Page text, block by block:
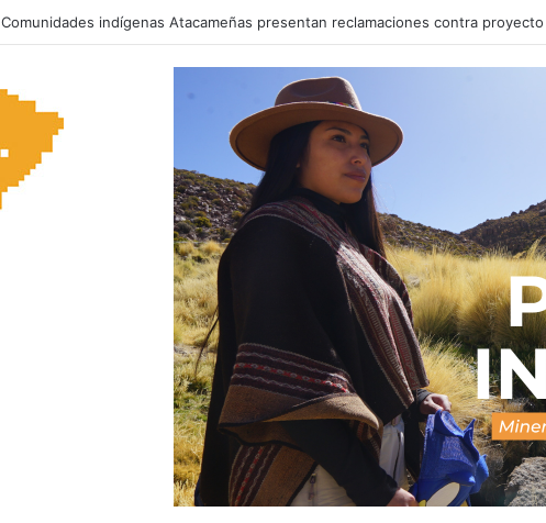
San Pedro de Atacama recibirá al pianista español José Luis Nieto en un